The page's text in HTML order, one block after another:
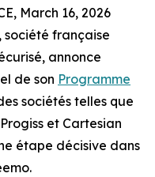
March 16, 2026
, société française
annonce
de son Programme
sociétés telles que
et Cartesian
étape décisive dans